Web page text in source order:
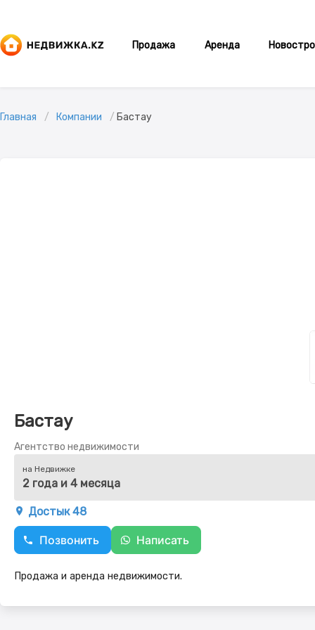
Продажа Аренда
Главная Компании Бастау
Бастау
Агентство недвижимости
на Недвижке
2 года и 4 месяца
Достык 48
Позвонить Написать